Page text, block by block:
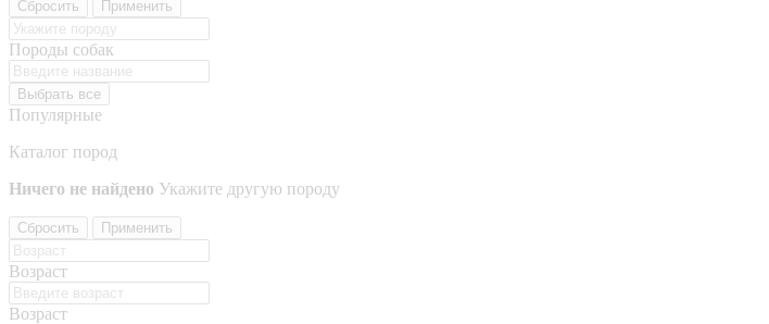
Сбросить Применить
Породы собак
Выбрать все
Популярные
Каталог пород
Ничего не найдено Укажите другую породу
Сбросить Применить
Возраст
Возраст